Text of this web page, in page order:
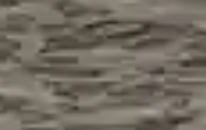
Contatti
Assistenza
Ecommerce